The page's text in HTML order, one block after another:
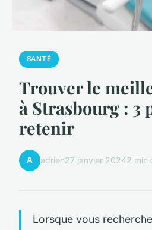
SANTÉ
Trouver le
à Strasbourg : 3
retenir
A adrien27 janvier 20242 min
Lorsque vous